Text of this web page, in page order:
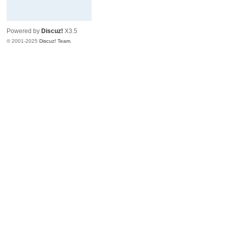
Powered by Discuz! X3.5
© 2001-2025Discuz! Team